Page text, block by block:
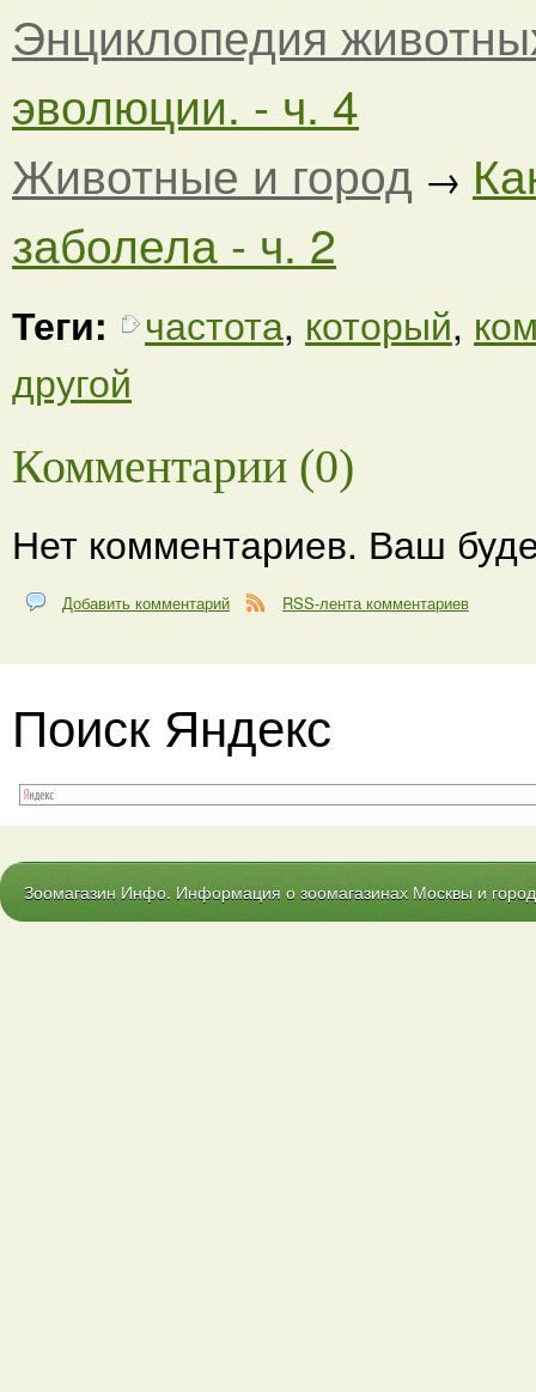
Энциклопедия
эволюции. - ч. 4
Животные и город →
заболела - ч. 2
Теги: частота, который,
другой
Комментарии (0)
Нет комментариев. Ваш
Добавить комментарий RSS-лента комментариев
Поиск Яндекс
Зоомагазин Инфо. Информация о зоомагазинах Москвы и